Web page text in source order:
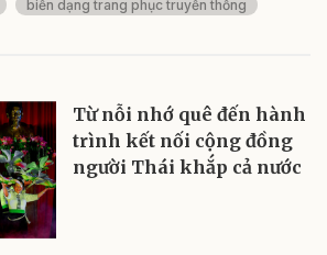
biến dạng trang phục truyền thống
Từ nỗi nhớ quê đến hành
trình kết nối cộng đồng
người Thái khắp cả nước